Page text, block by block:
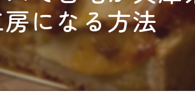
フラ
ケーキ
になる方法